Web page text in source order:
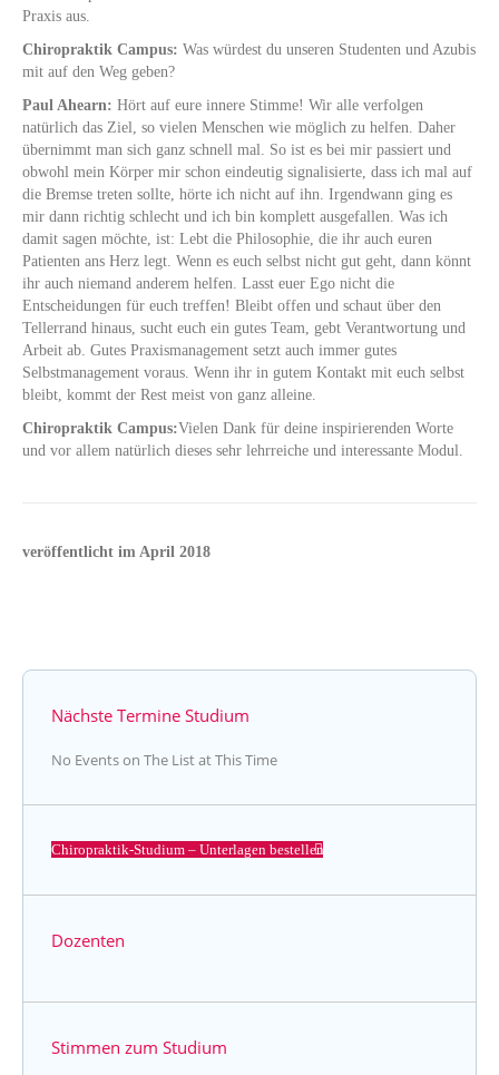
Praxis aus.
Chiropraktik Campus: Was würdest du unseren Studenten und Azubis
mit auf den Weg geben?
Paul Ahearn: Hört auf eure innere Stimme! Wir alle verfolgen
natürlich das Ziel, so vielen Menschen wie möglich zu helfen. Daher
übernimmt man sich ganz schnell mal. So ist es bei mir passiert und
obwohl mein Körper mir schon eindeutig signalisierte, dass ich mal auf
die Bremse treten sollte, hörte ich nicht auf ihn. Irgendwann ging es
mir dann richtig schlecht und ich bin komplett ausgefallen. Was ich
damit sagen möchte, ist: Lebt die Philosophie, die ihr auch euren
Patienten ans Herz legt. Wenn es euch selbst nicht gut geht, dann könnt
ihr auch niemand anderem helfen. Lasst euer Ego nicht die
Entscheidungen für euch treffen! Bleibt offen und schaut über den
Tellerrand hinaus, sucht euch ein gutes Team, gebt Verantwortung und
Arbeit ab. Gutes Praxismanagement setzt auch immer gutes
Selbstmanagement voraus. Wenn ihr in gutem Kontakt mit euch selbst
bleibt, kommt der Rest meist von ganz alleine.
Chiropraktik Campus:Vielen Dank für deine inspirierenden Worte
und vor allem natürlich dieses sehr lehrreiche und interessante Modul.
veröffentlicht im April 2018
Nächste Termine Studium
No Events on The List at This Time
Chiropraktik-Studium – Unterlagen bestellen
Dozenten
Stimmen zum Studium